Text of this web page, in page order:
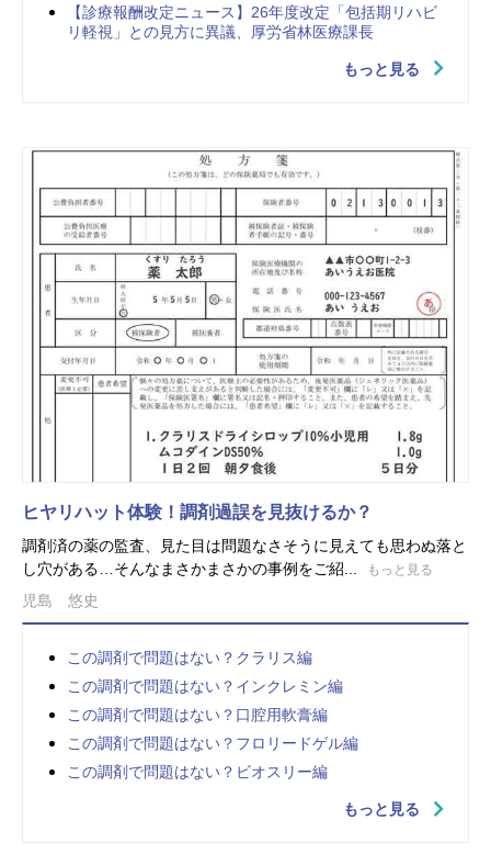
【診療報酬改定ニュース】26年度改定「包括期リハビ
リ軽視」との見方に異議、厚労省林医療課長
もっと見る
ヒヤリハット体験！調剤過誤を見抜けるか？
調剤済の薬の監査、見た目は問題なさそうに見えても思わぬ落と
し穴がある…そんなまさかまさかの事例をご紹...
もっと見る
児島 悠史
この調剤で問題はない？クラリス編
この調剤で問題はない？インクレミン編
この調剤で問題はない？口腔用軟膏編
この調剤で問題はない？フロリードゲル編
この調剤で問題はない？ビオスリー編
もっと見る